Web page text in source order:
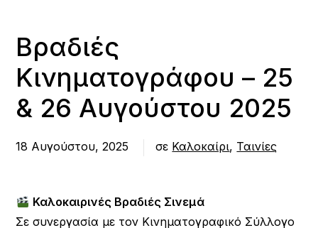
Βραδιές
Κινηματογράφου – 25
& 26 Αυγούστου 2025
18 Αυγούστου, 2025 σε Καλοκαίρι, Ταινίες
Καλοκαιρινές Βραδιές Σινεμά
Σε συνεργασία με τον Κινηματογραφικό Σύλλογο